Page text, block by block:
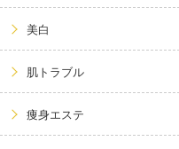
美白
肌トラブル
痩身エステ